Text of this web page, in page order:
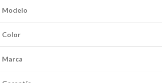
Modelo
Color
Marca